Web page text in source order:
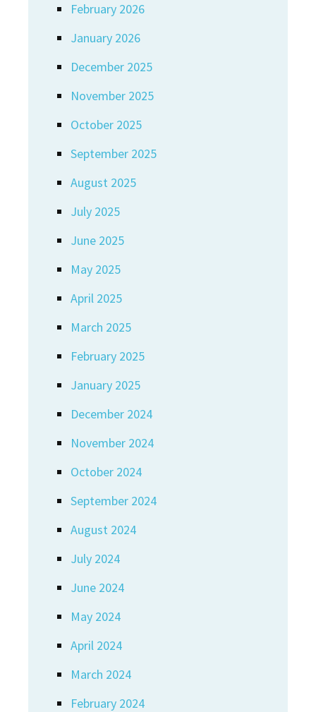
February 2026
January 2026
December 2025
November 2025
October 2025
September 2025
August 2025
July 2025
June 2025
May 2025
April 2025
March 2025
February 2025
January 2025
December 2024
November 2024
October 2024
September 2024
August 2024
July 2024
June 2024
May 2024
April 2024
March 2024
February 2024